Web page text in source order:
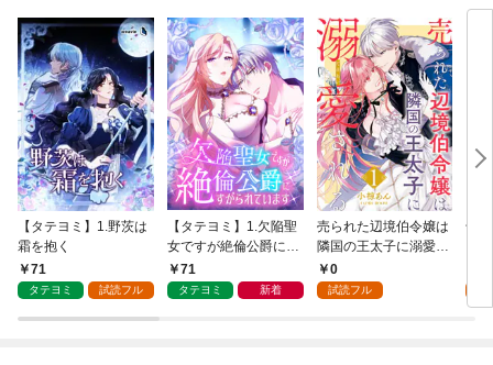
【タテヨミ】1.野茨は
霜を抱く
71
タテヨミ 試読フル
【タテヨミ】1.欠陥聖
女ですが絶倫公爵にす
がられています
71
タテヨミ 新着
売られた辺境伯令嬢は
隣国の王太子に溺愛さ
れる 1
0
試読フル
千
家